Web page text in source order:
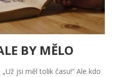
BY MĚLO
jsi měl tolik času!“ Ale kdo